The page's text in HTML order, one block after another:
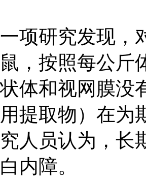
项研究发现
，按照每公斤
体和视网膜没
提取物）在为
人员认为，长
内障。